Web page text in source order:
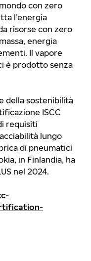
con zero
l’energia
risorse con zero
energia
Il vapore
è prodotto senza
della sostenibilità
ISCC
requisiti
lungo
di pneumatici
in Finlandia, ha
nel 2024.